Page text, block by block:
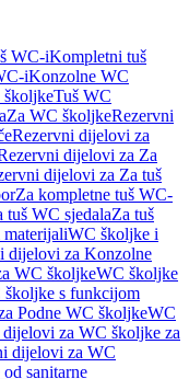
WC-iKompletni tuš
iKonzolne WC
školjkeTuš WC
Za WC školjkeRezervni
Rezervni dijelovi za
dijelovi za Za
dijelovi za Za tuš
Za kompletne tuš WC-
WC sjedalaZa tuš
materijaliWC školjke i
dijelovi za Konzolne
WC školjkeWC školjke
s funkcijom
Podne WC školjkeWC
za WC školjke za
dijelovi za WC
sanitarne